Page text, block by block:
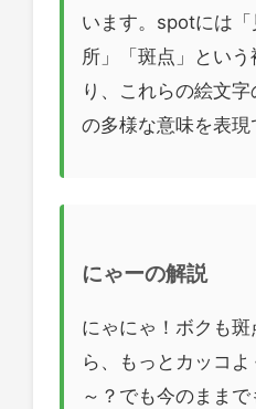
います。spotには
所」「斑点」とい
り、これらの絵文
の多様な意味を表現
にゃーの解説
にゃにゃ！ボクも
ら、もっとカッコ
～？でも今のまま